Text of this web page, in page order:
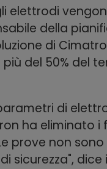
elettrodi
della
di
del 50% del
di
ha eliminato i
prove non
sicurezza", dice